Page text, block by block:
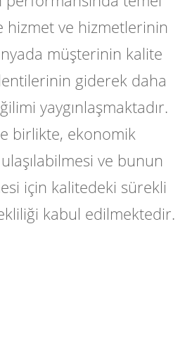
hizmet ve hizmetlerinin
müşterinin kalite
giderek daha
yaygınlaşmaktadır.
birlikte, ekonomik
ve bunun
için kalitedeki sürekli
kabul edilmektedir.